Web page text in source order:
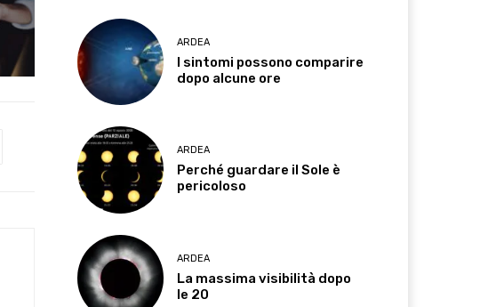
ARDEA
I sintomi possono comparire
dopo alcune ore
ARDEA
Perché guardare il Sole è
pericoloso
ARDEA
La massima visibilità dopo
le 20